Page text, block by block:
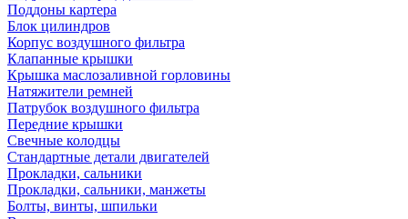
Поддоны картера
Блок цилиндров
Корпус воздушного фильтра
Клапанные крышки
Крышка маслозаливной горловины
Натяжители ремней
Патрубок воздушного фильтра
Передние крышки
Свечные колодцы
Стандартные детали двигателей
Прокладки, сальники
Прокладки, сальники, манжеты
Болты, винты, шпильки